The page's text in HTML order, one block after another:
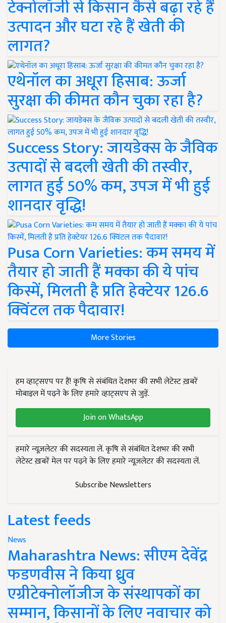
टेक्नोलॉजी से किसान कैसे बढ़ा रहे हैं
उत्पादन और घटा रहे हैं खेती की
लागत?
एथेनॉल का अधूरा हिसाब: ऊर्जा
सुरक्षा की कीमत कौन चुका रहा है?
Success Story: जायडेक्स के जैविक
उत्पादों से बदली खेती की तस्वीर,
लागत हुई 50% कम, उपज में भी हुई
शानदार वृद्धि!
Pusa Corn Varieties: कम समय में
तैयार हो जाती हैं मक्का की ये पांच
किस्में, मिलती है प्रति हेक्टेयर 126.6
क्विंटल तक पैदावार!
More Stories
हम व्हाट्सएप पर हैं! कृषि से संबंधित देशभर की सभी लेटेस्ट ख़बरें
मोबाइल में पढ़ने के लिए हमारे व्हाट्सएप से जुड़ें.
Join on WhatsApp
हमारे न्यूज़लेटर की सदस्यता लें. कृषि से संबंधित देशभर की सभी
लेटेस्ट ख़बरें मेल पर पढ़ने के लिए हमारे न्यूज़लेटर की सदस्यता लें.
Subscribe Newsletters
Latest feeds
News
Maharashtra News: सीएम देवेंद्र
फडणवीस ने किया ध्रुव
एग्रीटेक्नोलॉजीज के संस्थापकों का
सम्मान, किसानों के लिए नवाचार को